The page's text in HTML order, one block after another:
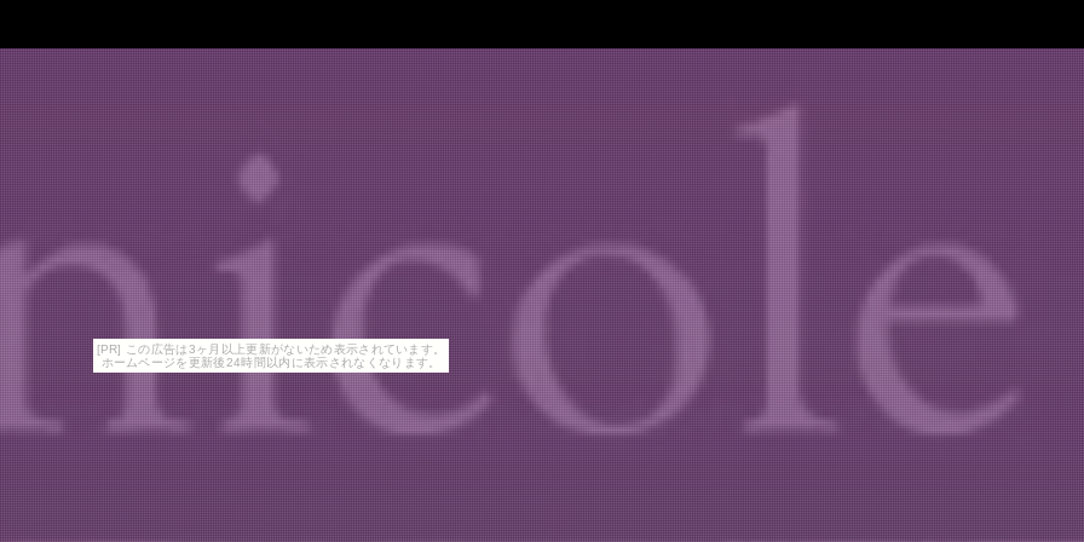
[PR] この広告は3ヶ月以上更新がないため表示されています。
ホームページを更新後24時間以内に表示されなくなります。